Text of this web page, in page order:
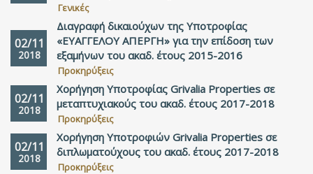
Γενικές
02/11
2018
Διαγραφή δικαιούχων της Υποτροφίας
«ΕΥΑΓΓΕΛΟΥ ΑΠΕΡΓΗ» για την επίδοση των
εξαμήνων του ακαδ. έτους 2015-2016
Προκηρύξεις
02/11
2018
Χορήγηση Υποτροφίας Grivalia Properties σε
μεταπτυχιακούς του ακαδ. έτους 2017-2018
Προκηρύξεις
02/11
2018
Χορήγηση Υποτροφιών Grivalia Properties σε
διπλωματούχους του ακαδ. έτους 2017-2018
Προκηρύξεις